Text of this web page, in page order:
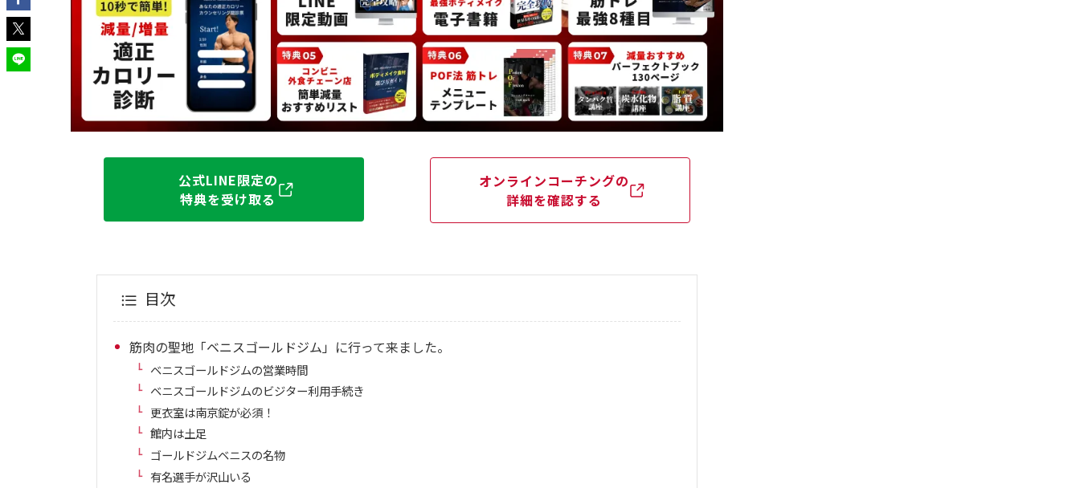
公式LINE限定の
特典を受け取る
オンラインコーチングの
詳細を確認する
目次
筋肉の聖地「ベニスゴールドジム」に行って来ました。
ベニスゴールドジムの営業時間
ベニスゴールドジムのビジター利用手続き
更衣室は南京錠が必須！
館内は土足
ゴールドジムベニスの名物
有名選手が沢山いる